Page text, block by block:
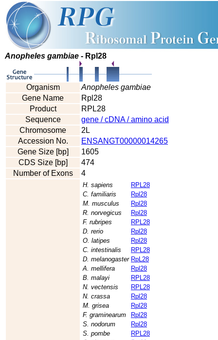
Anopheles gambiae - Rpl28
Organism
Anopheles gambiae
Gene Name
Rpl28
Product
RPL28
Sequence
gene / cDNA / amino acid
Chromosome
2L
Accession No.
ENSANGT00000014265
Gene Size [bp]
1605
CDS Size [bp]
474
Number of Exons
4
H. sapiens
RPL28
C. familiaris
Rpl28
M. musculus
Rpl28
R. norvegicus
Rpl28
F. rubripes
RPL28
D. rerio
Rpl28
O. latipes
Rpl28
C. intestinalis
RPL28
D. melanogaster RpL28
A. mellifera
Rpl28
B. malayi
RPL28
N. vectensis
RPL28
N. crassa
Rpl28
M. grisea
Rpl28
F. graminearum
Rpl28
S. nodorum
Rpl28
S. pombe
RPL28